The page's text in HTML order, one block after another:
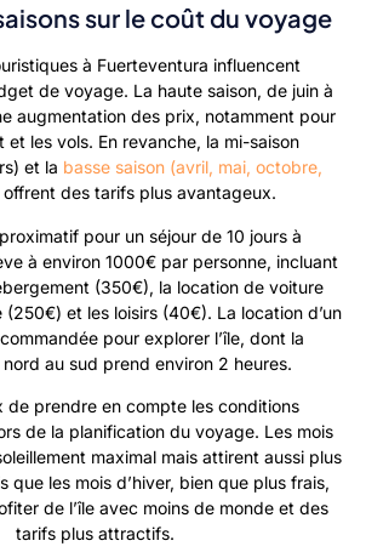
sur le coût du voyage
à Fuerteventura influencent
de voyage. La haute saison, de juin à
augmentation des prix, notamment pour
et les vols. En revanche, la mi-saison
et la basse saison (avril, mai, octobre,
offrent des tarifs plus avantageux.
pour un séjour de 10 jours à
à environ 1000€ par personne, incluant
(350€), la location de voiture
(250€) et les loisirs (40€). La location d’un
pour explorer l’île, dont la
au sud prend environ 2 heures.
de prendre en compte les conditions
de la planification du voyage. Les mois
maximal mais attirent aussi plus
que les mois d’hiver, bien que plus frais,
de l’île avec moins de monde et des
tarifs plus attractifs.